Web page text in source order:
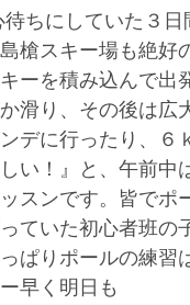
槍スキー場も絶好
ーを積み込んで出
滑り、その後は広
デに行ったり、６
い！』と、午前中
スンです。皆でポ
ていた初心者班の
ぱりポールの練習
早く明日も